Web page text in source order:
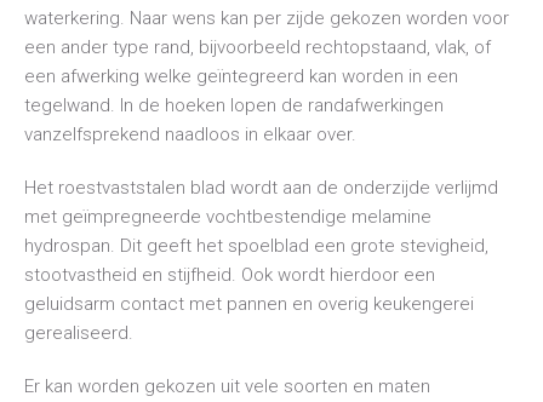
waterkering. Naar wens kan per zijde gekozen worden voor
een ander type rand, bijvoorbeeld rechtopstaand, vlak, of
een afwerking welke geïntegreerd kan worden in een
tegelwand. In de hoeken lopen de randafwerkingen
vanzelfsprekend naadloos in elkaar over.
Het roestvaststalen blad wordt aan de onderzijde verlijmd
met geïmpregneerde vochtbestendige melamine
hydrospan. Dit geeft het spoelblad een grote stevigheid,
stootvastheid en stijfheid. Ook wordt hierdoor een
geluidsarm contact met pannen en overig keukengerei
gerealiseerd.
Er kan worden gekozen uit vele soorten en maten